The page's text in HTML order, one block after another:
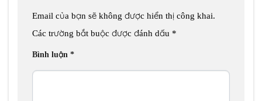
Email của bạn sẽ không được hiển thị công khai.
Các trường bắt buộc được đánh dấu *
Bình luận *